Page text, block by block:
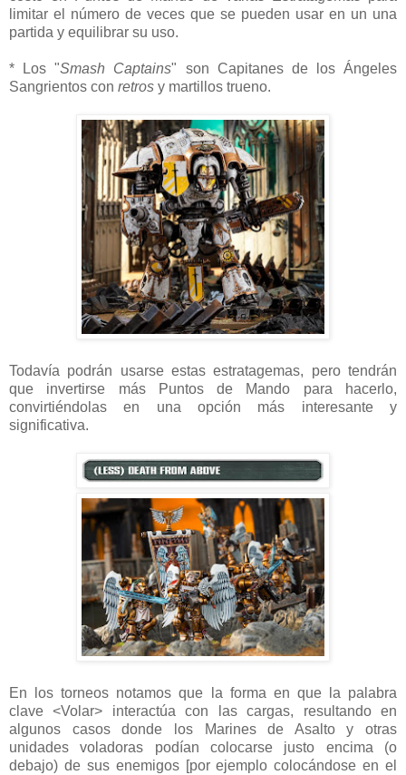
limitar el número de veces que se pueden usar en un una
partida y equilibrar su uso.
* Los "Smash Captains" son Capitanes de los Ángeles
Sangrientos con retros y martillos trueno.
Todavía podrán usarse estas estratagemas, pero tendrán
que invertirse más Puntos de Mando para hacerlo,
convirtiéndolas en una opción más interesante y
significativa.
En los torneos notamos que la forma en que la palabra
clave <Volar> interactúa con las cargas, resultando en
algunos casos donde los Marines de Asalto y otras
unidades voladoras podían colocarse justo encima (o
debajo) de sus enemigos [por ejemplo colocándose en el